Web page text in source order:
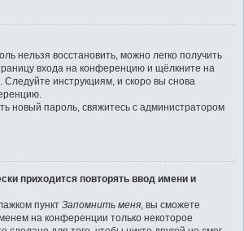
нельзя восстановить, можно легко получить
входа на конференцию и щёлкните на
. Следуйте инструкциям, и скоро вы снова
новый пароль, свяжитесь с администратором
приходится повторять ввод имени и
пункт Запомнить меня, вы сможете
на конференции только некоторое